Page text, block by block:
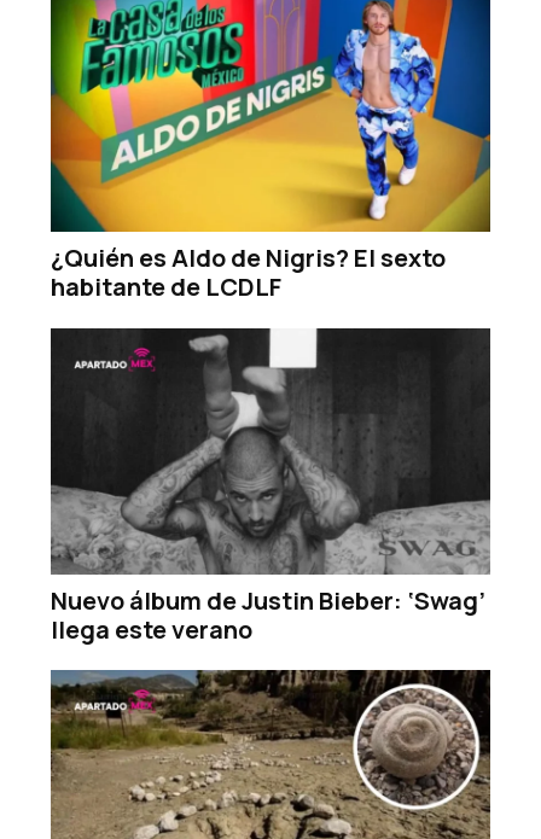
¿Quién es Aldo de Nigris? El sexto
habitante de LCDLF
Nuevo álbum de Justin Bieber: ‘Swag’
llega este verano